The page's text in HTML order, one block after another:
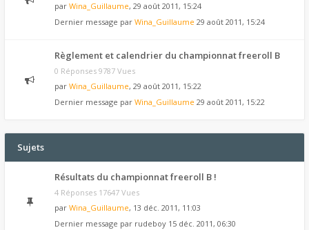
par Wina_Guillaume, 29 août 2011, 15:24
Dernier message par Wina_Guillaume 29 août 2011, 15:24
Règlement et calendrier du championnat freeroll B
0 Réponses 9787 Vues
par Wina_Guillaume, 29 août 2011, 15:22
Dernier message par Wina_Guillaume 29 août 2011, 15:22
Sujets
Résultats du championnat freeroll B !
4 Réponses 17647 Vues
par Wina_Guillaume, 13 déc. 2011, 11:03
Dernier message par rudeboy 15 déc. 2011, 06:30